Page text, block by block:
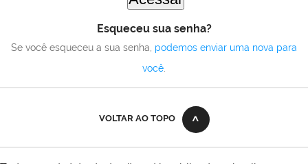
Esqueceu sua senha?
Se você esqueceu a sua senha, podemos enviar uma nova para
você
VOLTAR AO TOPO